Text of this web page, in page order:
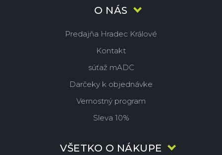
O NÁS
Predajňa Hradec Králové
Kontakt
súťaž mADC
Darčeky k objednávke
Vernostný program
Sleva 10%
VŠETKO O NÁKUPE